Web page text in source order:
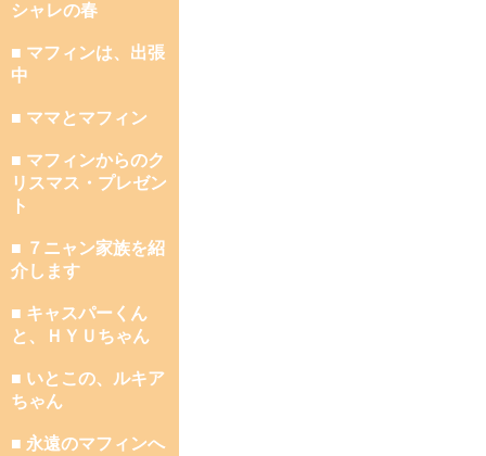
シャレの春
■ マフィンは、出張
中
■ ママとマフィン
■ マフィンからのク
リスマス・プレゼン
ト
■ ７ニャン家族を紹
介します
■ キャスパーくん
と、ＨＹＵちゃん
■ いとこの、ルキア
ちゃん
■ 永遠のマフィンへ